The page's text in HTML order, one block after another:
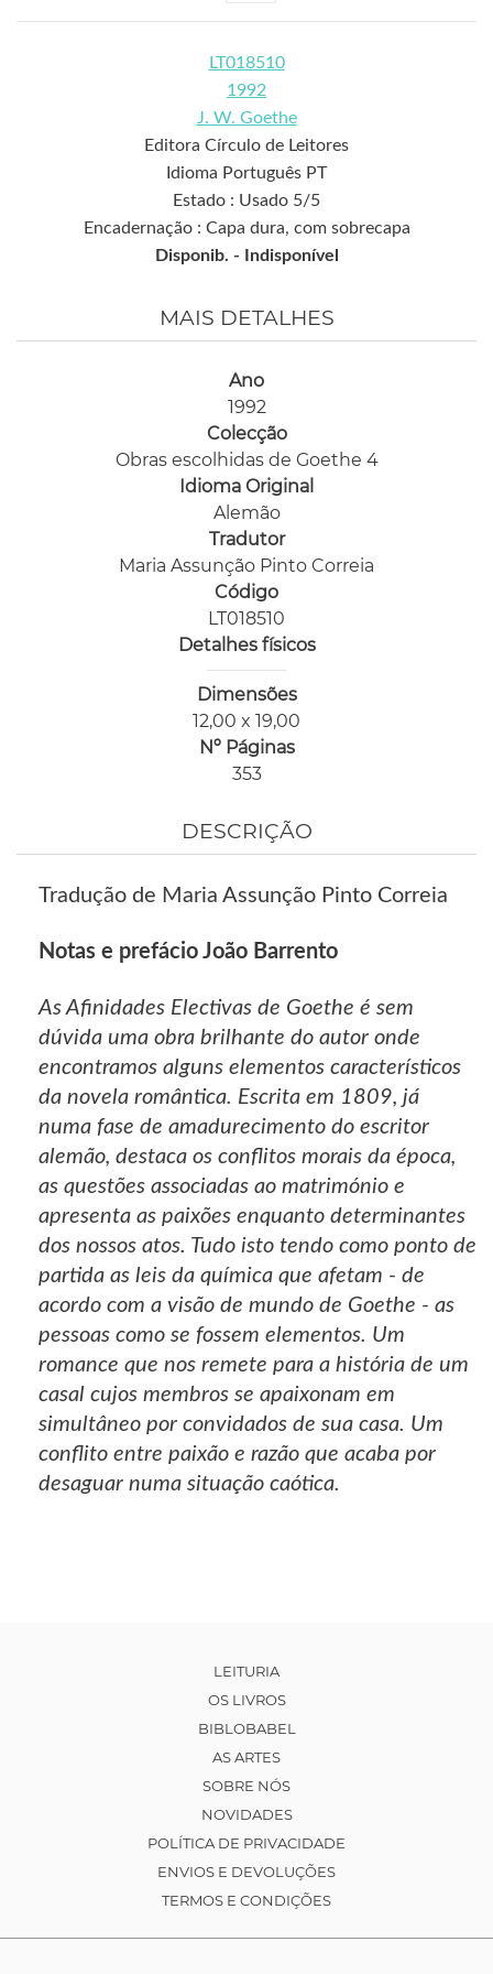
LT018510
1992
J. W. Goethe
Editora Círculo de Leitores
Idioma Português PT
Estado : Usado 5/5
Encadernação : Capa dura, com sobrecapa
Disponib. -
Indisponível
MAIS DETALHES
Ano
1992
Colecção
Obras escolhidas de Goethe 4
Idioma Original
Alemão
Tradutor
Maria Assunção Pinto Correia
Código
LT018510
Detalhes físicos
Dimensões
12,00 x 19,00
Nº Páginas
353
DESCRIÇÃO
Tradução de Maria Assunção Pinto Correia
Notas e prefácio João Barrento
As Afinidades Electivas de Goethe é sem
dúvida uma obra brilhante do autor onde
encontramos alguns elementos característicos
da novela romântica. Escrita em 1809, já
numa fase de amadurecimento do escritor
alemão, destaca os conflitos morais da época,
as questões associadas ao matrimónio e
apresenta as paixões enquanto determinantes
dos nossos atos. Tudo isto tendo como ponto de
partida as leis da química que afetam - de
acordo com a visão de mundo de Goethe - as
pessoas como se fossem elementos. Um
romance que nos remete para a história de um
casal cujos membros se apaixonam em
simultâneo por convidados de sua casa. Um
conflito entre paixão e razão que acaba por
desaguar numa situação caótica.
LEITURIA
OS LIVROS
BIBLOBABEL
AS ARTES
SOBRE NÓS
NOVIDADES
POLÍTICA DE PRIVACIDADE
ENVIOS E DEVOLUÇÕES
TERMOS E CONDIÇÕES